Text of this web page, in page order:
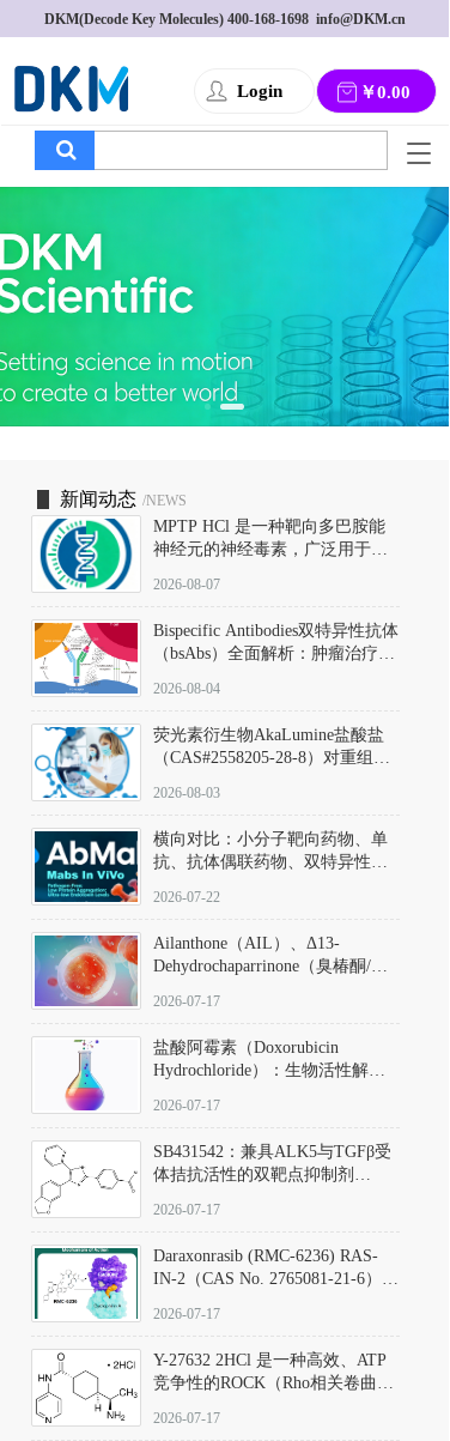
DKM(Decode Key Molecules) 400-168-1698
  info@DKM.cn
Login ￥0.00
T
g
g
l
a
v
i
g
a
新闻动态 /NEWS
MPTP HCl 是一种靶向多巴胺能
神经元的神经毒素，广泛用于构
以盐酸盐形式存在，可触发线粒
体介导的神经元凋亡。其经典应
用即为选择性损毁中脑黑质致密
部多巴胺能神经元，从而可靠模
拟帕金森病的核心病理与行为表
2026-08-07
Bispecific Antibodies双特异性抗体
（bsAbs）全面解析：肿瘤治疗的
2026-08-04
荧光素衍生物AkaLumine盐酸盐
（CAS#2558205-28-8）对重组萤
数（Km）为2.06 μM；其近红外
发光特性赋予优异的组织穿透能
力，大幅增强成像信噪比，从而
实现活体动物模型中极低给药剂
量下的高灵敏度、非侵入式生物
2026-08-03
横向对比：小分子靶向药物、单
抗、抗体偶联药物、双特异性抗
及应用瓶颈
2026-07-22
Ailanthone（AIL）、Δ13-
Dehydrochaparrinone（臭椿酮/臭
DKM货号 D806885
2026-07-17
盐酸阿霉素（Doxorubicin
Hydrochloride）：生物活性解
范
2026-07-17
SB431542：兼具ALK5与TGFβ受
体拮抗活性的双靶点抑制剂
D801067）
2026-07-17
Daraxonrasib (RMC-6236) RAS-
IN-2（CAS No. 2765081-21-6）：
向KRAS/NRAS/HRAS的广谱RAS
2026-07-17
Y-27632 2HCl 是一种高效、ATP
竞争性的ROCK（Rho相关卷曲螺
同等抑制ROCK1与ROCK2；其通
2026-07-17